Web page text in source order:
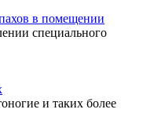
в помещении
специального
и таких более